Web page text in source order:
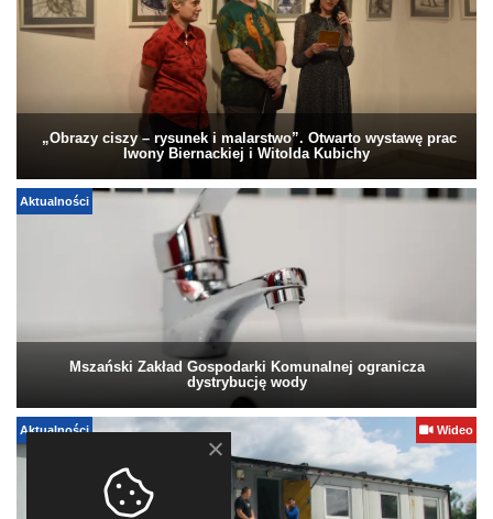
„Obrazy ciszy – rysunek i malarstwo”. Otwarto wystawę prac
Iwony Biernackiej i Witolda Kubichy
Aktualności
Mszański Zakład Gospodarki Komunalnej ogranicza
dystrybucję wody
Aktualności Wideo